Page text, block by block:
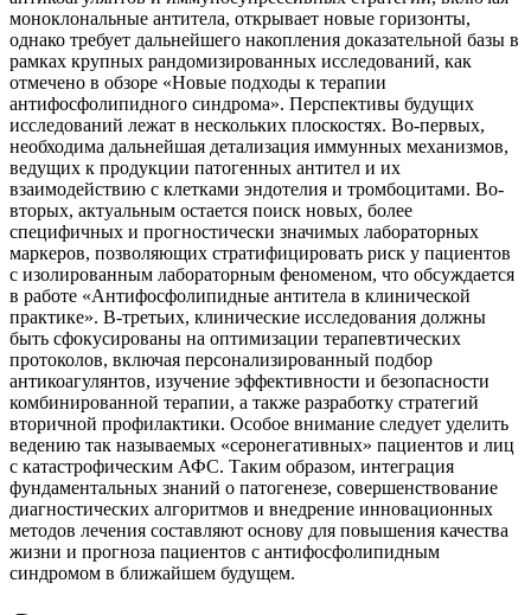
моноклональные антитела, открывает новые горизонты,
однако требует дальнейшего накопления доказательной базы в
рамках крупных рандомизированных исследований, как
отмечено в обзоре «Новые подходы к терапии
антифосфолипидного синдрома». Перспективы будущих
исследований лежат в нескольких плоскостях. Во-первых,
необходима дальнейшая детализация иммунных механизмов,
ведущих к продукции патогенных антител и их
взаимодействию с клетками эндотелия и тромбоцитами. Во-
вторых, актуальным остается поиск новых, более
специфичных и прогностически значимых лабораторных
маркеров, позволяющих стратифицировать риск у пациентов
с изолированным лабораторным феноменом, что обсуждается
в работе «Антифосфолипидные антитела в клинической
практике». В-третьих, клинические исследования должны
быть сфокусированы на оптимизации терапевтических
протоколов, включая персонализированный подбор
антикоагулянтов, изучение эффективности и безопасности
комбинированной терапии, а также разработку стратегий
вторичной профилактики. Особое внимание следует уделить
ведению так называемых «серонегативных» пациентов и лиц
с катастрофическим АФС. Таким образом, интеграция
фундаментальных знаний о патогенезе, совершенствование
диагностических алгоритмов и внедрение инновационных
методов лечения составляют основу для повышения качества
жизни и прогноза пациентов с антифосфолипидным
синдромом в ближайшем будущем.